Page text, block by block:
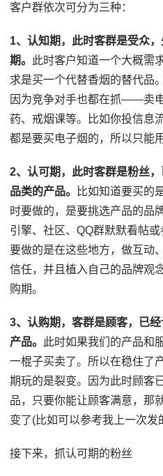
客户群依次可分为三种：
1、认知期，此时客群是受众
期。 此时客户知道一个大概需
求是买一个代替香烟的替代品
因为竞争对手也都在抓——卖
药、戒烟课等。比如你投信息
都是要买电子烟的，所以只能
2、认可期，此时客群是粉丝
品类的产品。
比如知道要买的
时要做的，是要挑选产品的品
引擎、社区、QQ群默默看帖
要做的是在这些地方，做互动
信任，并且植入自己的品牌观
购期。
3、认购期，客群是顾客，已
产品。 此时如果我们的产品和
一棍子买卖了。所以在稳住了
期玩的是裂变。因为此时顾客
品，只要你能让顾客满意，那
变了(比如可以参考我上一次发
接下来，抓认可期的粉丝